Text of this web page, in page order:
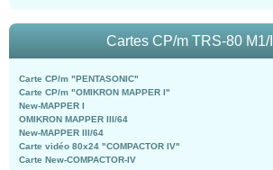
Cartes CP/m TRS-80 M1/III
Carte CP/m "PENTASONIC"
Carte CP/m "OMIKRON MAPPER I"
New-MAPPER I
OMIKRON MAPPER III/64
New-MAPPER III/64
Carte vidéo 80x24 "COMPACTOR IV"
Carte New-COMPACTOR-IV